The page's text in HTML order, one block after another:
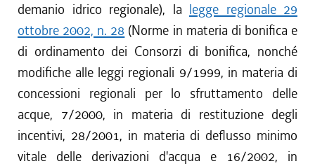
demanio idrico regionale), la legge regionale 29
ottobre 2002, n. 28 (Norme in materia di bonifica e
di ordinamento dei Consorzi di bonifica, nonché
modifiche alle leggi regionali 9/1999, in materia di
concessioni regionali per lo sfruttamento delle
acque, 7/2000, in materia di restituzione degli
incentivi, 28/2001, in materia di deflusso minimo
vitale delle derivazioni d'acqua e 16/2002, in